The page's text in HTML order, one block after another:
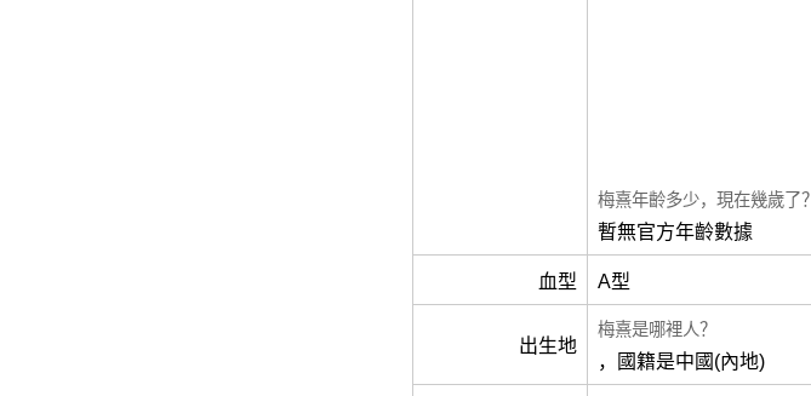
梅熹年齡多少，現在幾歲了？
暫無官方年齡數據
血型 A型
出生地
梅熹是哪裡人？
，國籍是中國(內地)